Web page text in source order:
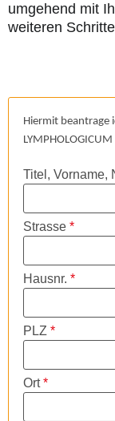
Aktuell
umgehend mit
weiteren
Hiermit beantrage
Titel, Vorname,
Strasse *
Hausnr. *
PLZ *
Ort*